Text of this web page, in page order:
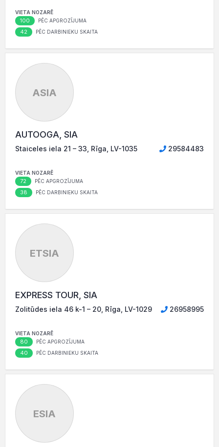
VIETA NOZARĒ
100 PĒC APGROZĪJUMA
42 PĒC DARBINIEKU SKAITA
ASIA
AUTOOGA, SIA
Staiceles iela 21 – 33, Rīga, LV-1035 29584483
VIETA NOZARĒ
72 PĒC APGROZĪJUMA
38 PĒC DARBINIEKU SKAITA
ETSIA
EXPRESS TOUR, SIA
Zolitūdes iela 46 k-1 – 20, Rīga, LV-1029 26958995
VIETA NOZARĒ
80 PĒC APGROZĪJUMA
40 PĒC DARBINIEKU SKAITA
ESIA